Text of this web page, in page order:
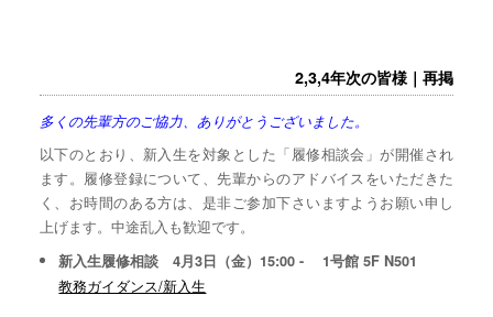
2,3,4年次の皆様｜再掲
多くの先輩方のご協力、ありがとうございました。
以下のとおり、新入生を対象とした「履修相談会」が開催され
ます。履修登録について、先輩からのアドバイスをいただきた
く、お時間のある方は、是非ご参加下さいますようお願い申し
上げます。中途乱入も歓迎です。
新入生履修相談 4月3日（金）15:00 - 1号館 5F N501
教務ガイダンス/新入生